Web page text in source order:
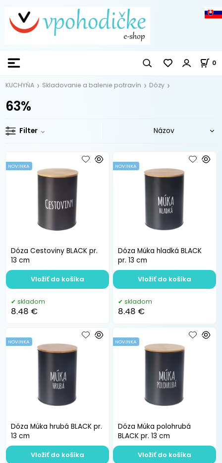
0
KUCHYŇA Skladovanie a balenie potravín Dózy
63%
Filter
Dóza Cestoviny BLACK pr.
13 cm
NOVINKA
skladom
8.48 €
Vložiť do košíka
Dóza Múka hladká BLACK
pr. 13 cm
NOVINKA
skladom
8.48 €
Vložiť do košíka
Dóza Múka hrubá BLACK pr.
13 cm
NOVINKA
Vložiť do košíka
Dóza Múka polohrubá
BLACK pr. 13 cm
NOVINKA
Vložiť do košíka